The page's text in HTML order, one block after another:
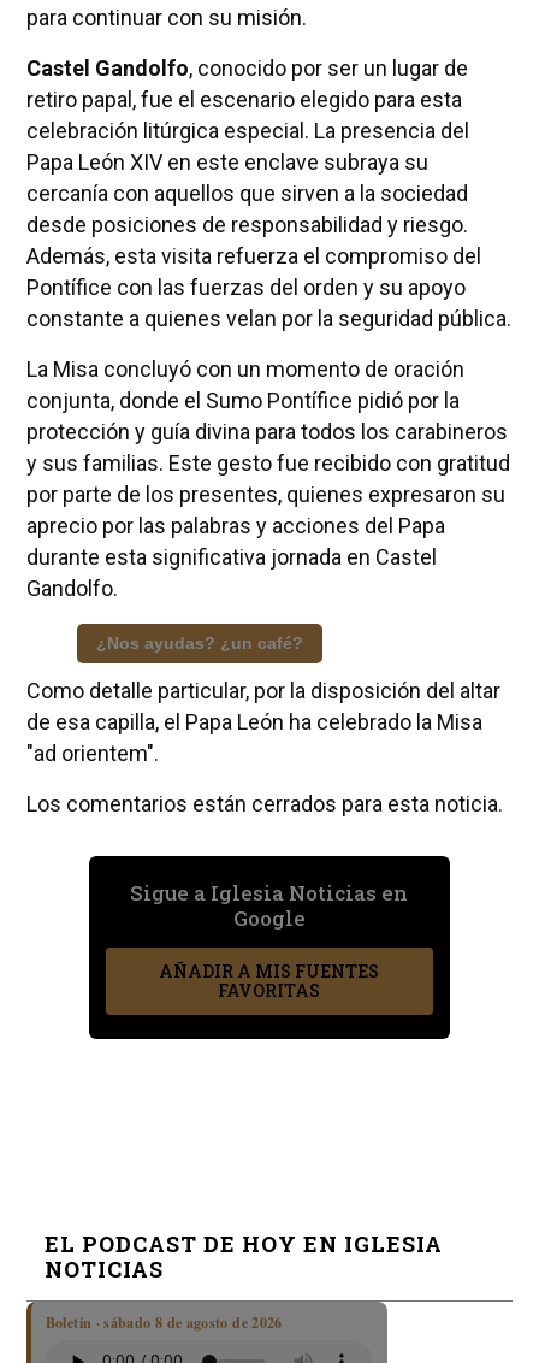
para continuar con su misión.
Castel Gandolfo, conocido por ser un lugar de
retiro papal, fue el escenario elegido para esta
celebración litúrgica especial. La presencia del
Papa León XIV en este enclave subraya su
cercanía con aquellos que sirven a la sociedad
desde posiciones de responsabilidad y riesgo.
Además, esta visita refuerza el compromiso del
Pontífice con las fuerzas del orden y su apoyo
constante a quienes velan por la seguridad pública.
La Misa concluyó con un momento de oración
conjunta, donde el Sumo Pontífice pidió por la
protección y guía divina para todos los carabineros
y sus familias. Este gesto fue recibido con gratitud
por parte de los presentes, quienes expresaron su
aprecio por las palabras y acciones del Papa
durante esta significativa jornada en Castel
Gandolfo.
¿Nos ayudas? ¿un café?
Como detalle particular, por la disposición del altar
de esa capilla, el Papa León ha celebrado la Misa
"ad orientem".
Los comentarios están cerrados para esta noticia.
Sigue a Iglesia Noticias en
Google
AÑADIR A MIS FUENTES
FAVORITAS
EL PODCAST DE HOY EN IGLESIA
NOTICIAS
Boletín · sábado 8 de agosto de 2026